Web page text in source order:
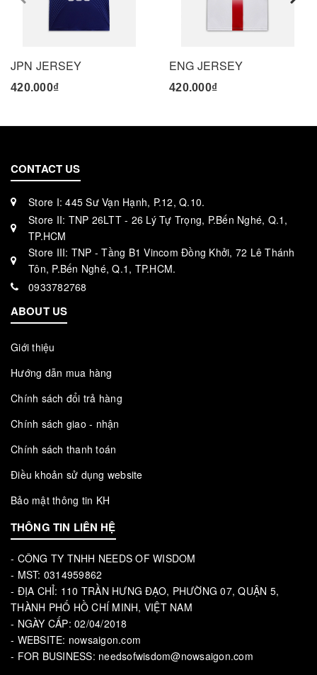
JPN JERSEY
420.000₫
ENG JERSEY
420.000₫
CONTACT US
Store I: 445 Sư Vạn Hạnh, P.12, Q.10.
Store II: TNP 26LTT - 26 Lý Tự Trọng, P.Bến Nghé, Q.1,
TP.HCM
Store III: TNP - Tầng B1 Vincom Đồng Khởi, 72 Lê Thánh
Tôn, P.Bến Nghé, Q.1, TP.HCM.
0933782768
ABOUT US
Giới thiệu
Hướng dẫn mua hàng
Chính sách đổi trả hàng
Chính sách giao - nhận
Chính sách thanh toán
Điều khoản sử dụng website
Bảo mật thông tin KH
THÔNG TIN LIÊN HỆ
- CÔNG TY TNHH NEEDS OF WISDOM
- MST: 0314959862
- ĐỊA CHỈ: 110 TRẦN HƯNG ĐẠO, PHƯỜNG 07, QUẬN 5,
THÀNH PHỐ HỒ CHÍ MINH, VIỆT NAM
- NGÀY CẤP: 02/04/2018
- WEBSITE: nowsaigon.com
- FOR BUSINESS: needsofwisdom@nowsaigon.com